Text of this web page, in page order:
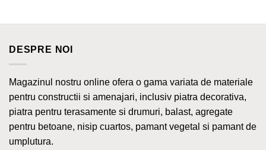
DESPRE NOI
Magazinul nostru online ofera o gama variata de materiale
pentru constructii si amenajari, inclusiv piatra decorativa,
piatra pentru terasamente si drumuri, balast, agregate
pentru betoane, nisip cuartos, pamant vegetal si pamant de
umplutura.